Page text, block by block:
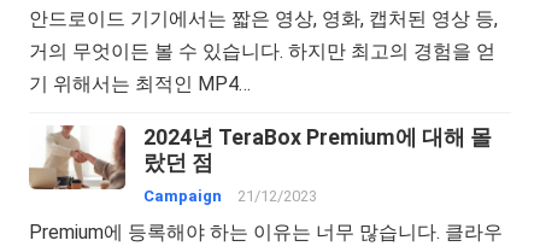
안드로이드 기기에서는 짧은 영상, 영화, 캡처된 영상 등,
거의 무엇이든 볼 수 있습니다. 하지만 최고의 경험을 얻
기 위해서는 최적인 MP4…
2024년 TeraBox Premium에 대해 몰
랐던 점
Campaign 21/12/2023
Premium에 등록해야 하는 이유는 너무 많습니다. 클라우